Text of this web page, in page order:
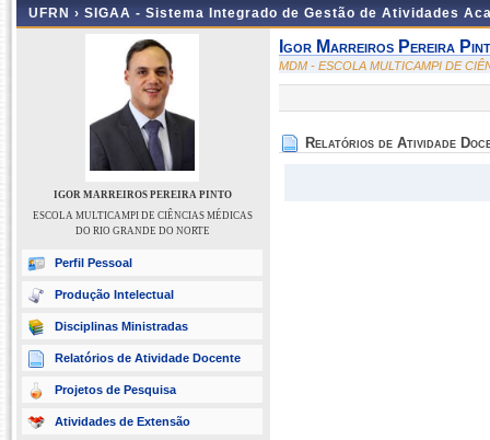
UFRN › SIGAA - Sistema Integrado de Gestão de Atividades
IGOR MARREIROS PEREIRA PINTO
ESCOLA MULTICAMPI DE CIÊNCIAS MÉDICAS
DO RIO GRANDE DO NORTE
Perfil Pessoal
Produção Intelectual
Disciplinas Ministradas
Relatórios de Atividade Docente
Projetos de Pesquisa
Atividades de Extensão
Igor Marreiros Pereira
MDM - ESCOLA MULTICAMPI DE
Relatórios de Atividade